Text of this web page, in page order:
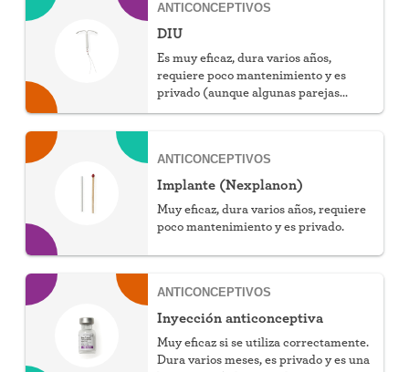
ANTICONCEPTIVOS
DIU
Es muy eficaz, dura varios años,
requiere poco mantenimiento y es
privado (aunque algunas parejas
ANTICONCEPTIVOS
Implante (Nexplanon)
Muy eficaz, dura varios años, requiere
poco mantenimiento y es privado.
ANTICONCEPTIVOS
Inyección anticonceptiva
Muy eficaz si se utiliza correctamente.
Dura varios meses, es privado y es una